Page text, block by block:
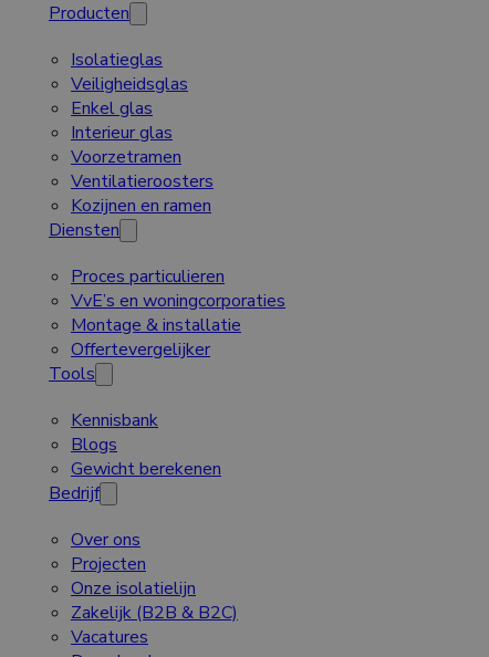
Producten
Isolatieglas
Veiligheidsglas
Enkel glas
Interieur glas
Voorzetramen
Ventilatieroosters
Kozijnen en ramen
Diensten
Proces particulieren
VvE’s en woningcorporaties
Montage & installatie
Offertevergelijker
Tools
Kennisbank
Blogs
Gewicht berekenen
Bedrijf
Over ons
Projecten
Onze isolatielijn
Zakelijk (B2B & B2C)
Vacatures